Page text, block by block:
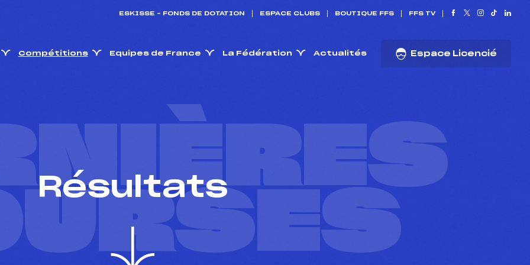
ESKISSE – FONDS DE DOTATION ESPACE CLUBS BOUTIQUE FFS FFS TV
Compétitions Equipes de France La Fédération Actualités Espace Licencié
Résultats